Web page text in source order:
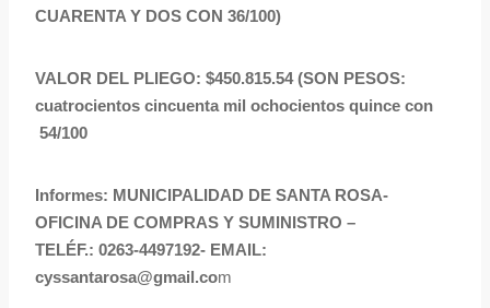
CUARENTA Y DOS CON 36/100)
VALOR DEL PLIEGO: $450.815.54 (SON PESOS:
cuatrocientos cincuenta mil ochocientos quince con
54/100
Informes: MUNICIPALIDAD DE SANTA ROSA-
OFICINA DE COMPRAS Y SUMINISTRO –
TELÉF.: 0263-4497192- EMAIL:
cyssantarosa@gmail.com